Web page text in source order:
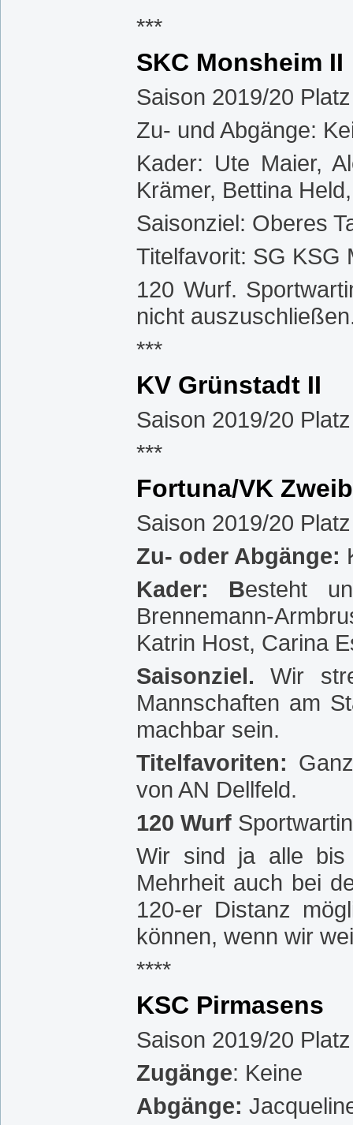
***
SKC Monsheim II
Saison 2019/20
Zu- und Abgänge:
Kader: Ute Maier,
Krämer, Bettina
Saisonziel: Oberes
Titelfavorit: SG KSG
120 Wurf.
nicht
***
KV Grünstadt II
Saison 2019/20
***
Fortuna/VK
Saison 2019/20
Zu- oder Abgänge:
Kader: Besteht
Brennemann-
Katrin Host, Carina
Saisonziel.Wir
Mannschaften am
machbar sein.
Titelfavoriten:
von AN Dellfeld.
120 Wurf
Wir sind ja alle bis
Mehrheit auch bei
120-er Distanz
können, wenn wir
****
KSC Pirmasens
Saison 2019/20
Zugänge: Keine
Abgänge: